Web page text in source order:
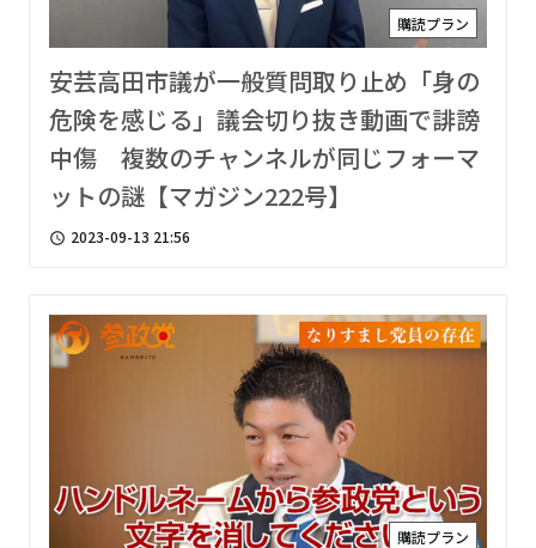
購読プラン
安芸高田市議が一般質問取り止め「身の
危険を感じる」議会切り抜き動画で誹謗
中傷 複数のチャンネルが同じフォーマ
ットの謎【マガジン222号】
access_time 2023-09-13 21:56
購読プラン